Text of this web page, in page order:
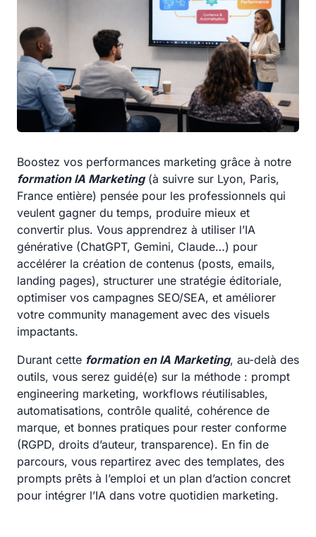
Boostez vos performances marketing grâce à notre
formation IA Marketing(à suivre sur Lyon, Paris,
France entière) pensée pour les professionnels qui
veulent gagner du temps, produire mieux et
convertir plus. Vous apprendrez à utiliser l’IA
générative (ChatGPT, Gemini, Claude…) pour
accélérer la création de contenus (posts, emails,
landing pages), structurer une stratégie éditoriale,
optimiser vos campagnes SEO/SEA, et améliorer
votre community management avec des visuels
impactants.
Durant cette formation en IA Marketing, au-delà des
outils, vous serez guidé(e) sur la méthode : prompt
engineering marketing, workflows réutilisables,
automatisations, contrôle qualité, cohérence de
marque, et bonnes pratiques pour rester conforme
(RGPD, droits d’auteur, transparence). En fin de
parcours, vous repartirez avec des templates, des
prompts prêts à l’emploi et un plan d’action concret
pour intégrer l’IA dans votre quotidien marketing.